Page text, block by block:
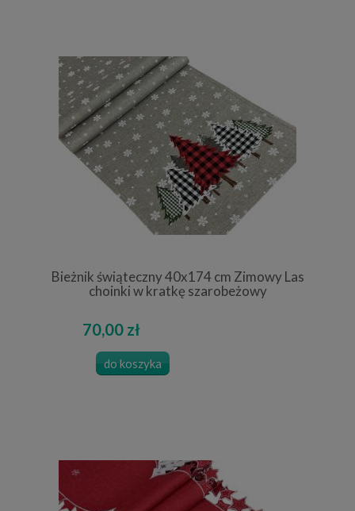
Bieżnik świąteczny 40x174 cm Zimowy Las
choinki w kratkę szarobeżowy
70,00 zł
do koszyka